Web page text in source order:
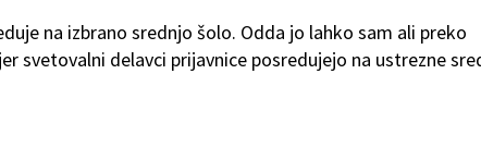
na izbrano srednjo šolo. Odda jo lahko sam ali preko
svetovalni delavci prijavnice posredujejo na ustrezne